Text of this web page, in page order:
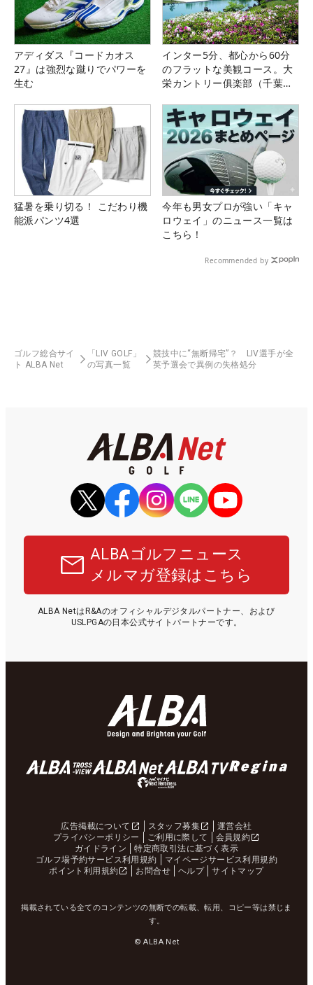
アディダス『コードカオス
27』は強烈な蹴りでパワーを
生む
インター5分、都心から60分
のフラットな美観コース。大
栄カントリー俱楽部（千葉
猛暑を乗り切る！ こだわり機
能派パンツ4選
今年も男女プロが強い「キャ
ロウェイ」のニュース一覧は
こちら！
Recommended by
ゴルフ総合サイ
ト ALBA Net
「LIV GOLF」
の写真一覧
競技中に“無断帰宅”？ LIV選手が全
英予選会で異例の失格処分
ALBAゴルフニュース
メルマガ登録はこちら
ALBA NetはR&Aのオフィシャルデジタルパートナー、および
USLPGAの日本公式サイトパートナーです。
広告掲載について スタッフ募集
運営会社
プライバシーポリシー
ご利用に際して
会員規約
ガイドライン
特定商取引法に基づく表示
ゴルフ場予約サービス利用規約
マイページサービス利用規約
ポイント利用規約
お問合せ ヘルプ サイトマップ
掲載されている全てのコンテンツの無断での転載、転用、コピー等は禁じま
す。
© ALBA Net